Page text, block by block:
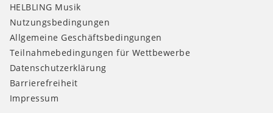
HELBLING Musik
Nutzungsbedingungen
Allgemeine Geschäftsbedingungen
Teilnahmebedingungen für Wettbewerbe
Datenschutzerklärung
Barrierefreiheit
Impressum